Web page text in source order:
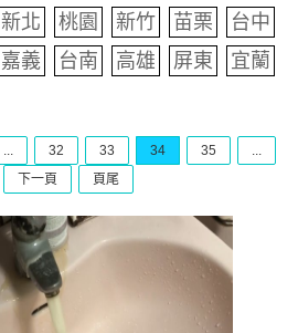
新北 桃園 新竹 苗栗
台中
嘉義 台南 高雄 屏東
宜蘭
... 32 33 34 35
...
下一頁 頁尾